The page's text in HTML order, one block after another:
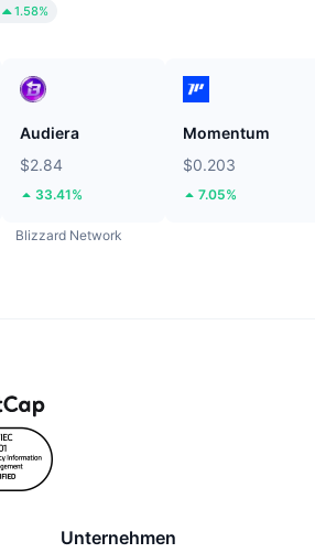
1.58%
Audiera
$2.84
33.41%
Momentum
$0.203
7.05%
Blizzard Network
Unternehmen